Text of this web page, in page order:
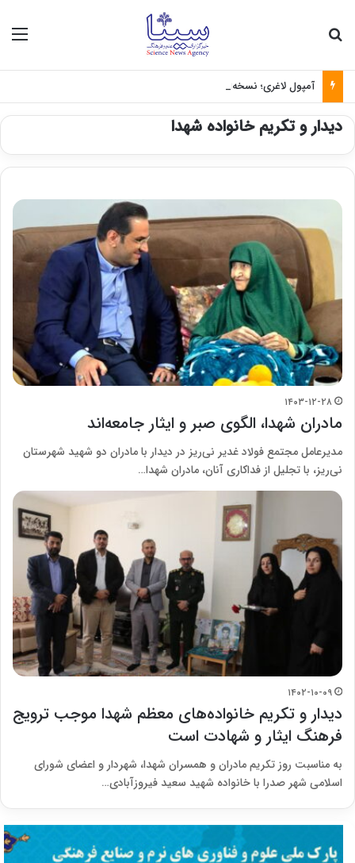
آمپول لاغری؛ نسخه‌ای که بدون تغذیه خطرناک می‌شود
دیدار و تکریم خانواده شهدا
۱۴۰۳-۱۲-۲۸
مادران شهدا، الگوی صبر و ایثار جامعه‌اند
مدیرعامل مجتمع فولاد غدیر نی‌ریز در دیدار با مادران دو شهید شهرستان
نی‌ریز، با تجلیل از فداکاری آنان، مادران شهدا…
۱۴۰۲-۱۰-۰۹
دیدار و تکریم خانواده‌های معظم شهدا موجب ترویج
فرهنگ ایثار و شهادت است
به مناسبت روز تکریم مادران و همسران شهدا، شهردار و اعضای شورای
اسلامی شهر صدرا با خانواده شهید سعید فیروزآبادی…